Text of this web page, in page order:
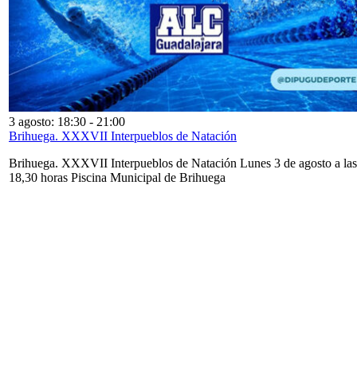
3 agosto: 18:30 - 21:00
Brihuega. XXXVII Interpueblos de Natación
Brihuega. XXXVII Interpueblos de Natación Lunes 3 de agosto a las
18,30 horas Piscina Municipal de Brihuega